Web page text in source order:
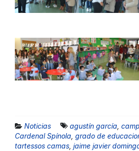
Noticias agustín garcía
Cardenal Spínola grado de
tartessos camas jaime javier